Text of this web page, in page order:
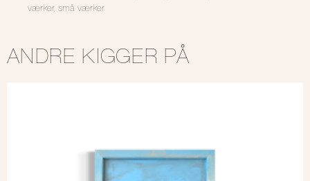
værker, små værker
ANDRE KIGGER PÅ